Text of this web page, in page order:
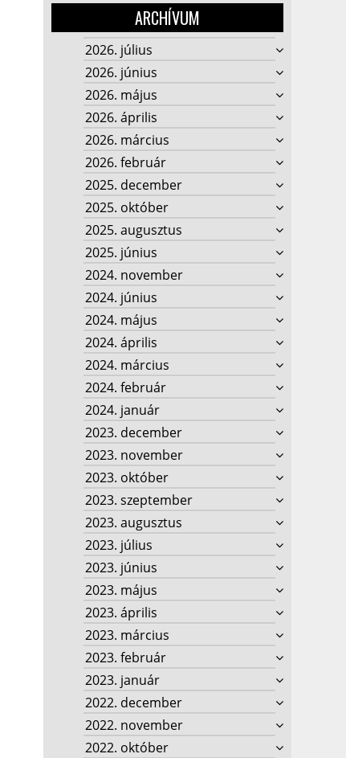
ARCHÍVUM
2026. július
2026. június
2026. május
2026. április
2026. március
2026. február
2025. december
2025. október
2025. augusztus
2025. június
2024. november
2024. június
2024. május
2024. április
2024. március
2024. február
2024. január
2023. december
2023. november
2023. október
2023. szeptember
2023. augusztus
2023. július
2023. június
2023. május
2023. április
2023. március
2023. február
2023. január
2022. december
2022. november
2022. október